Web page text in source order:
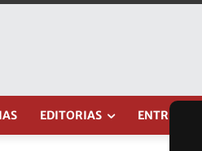
EDITORIAS